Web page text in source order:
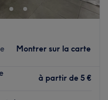
soins sur mesure
Que ce soit pour une
de cocooning, le
et garantit une expérience
Montrer sur la carte
à partir de 5 €